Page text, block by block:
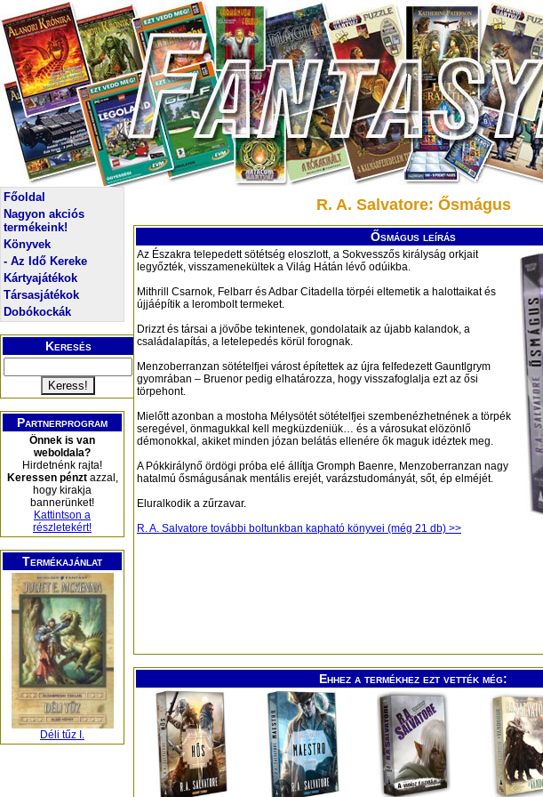
Főoldal
Nagyon akciós
termékeink!
Könyvek
- Az Idő Kereke
Kártyajátékok
Társasjátékok
Dobókockák
Keresés
Partnerprogram
Önnek is van
weboldala?
Hirdetnénk rajta!
Keressen pénztazzal,
hogy kirakja
bannerünket!
Kattintson a
részletekért!
Termékajánlat
Déli tűz I.
R. A. Salvatore: Ősmágus
Ősmágus leírás
Az Északra telepedett sötétség eloszlott, a Sokvesszős királyság orkjait
legyőzték, visszamenekültek a Világ Hátán lévő odúikba.
Mithrill Csarnok, Felbarr és Adbar Citadella törpéi eltemetik a halottaikat és
újjáépítik a lerombolt termeket.
Drizzt és társai a jövőbe tekintenek, gondolataik az újabb kalandok, a
családalapítás, a letelepedés körül forognak.
Menzoberranzan sötételfjei várost építettek az újra felfedezett Gauntlgrym
gyomrában – Bruenor pedig elhatározza, hogy visszafoglalja ezt az ősi
törpehont.
Mielőtt azonban a mostoha Mélysötét sötételfjei szembenézhetnének a törpék
seregével, önmagukkal kell megküzdeniük… és a városukat elözönlő
démonokkal, akiket minden józan belátás ellenére ők maguk idéztek meg.
A Pókkirálynő ördögi próba elé állítja Gromph Baenre, Menzoberranzan nagy
hatalmú ősmágusának mentális erejét, varázstudományát, sőt, ép elméjét.
Eluralkodik a zűrzavar.
R. A. Salvatore további boltunkban kapható könyvei (még 21 db) >>
Ehhez a termékhez ezt vették még: